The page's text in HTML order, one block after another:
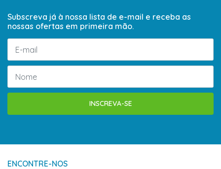
Subscreva já à nossa lista de e-mail e receba as
nossas ofertas em primeira mão.
INSCREVA-SE
ENCONTRE-NOS